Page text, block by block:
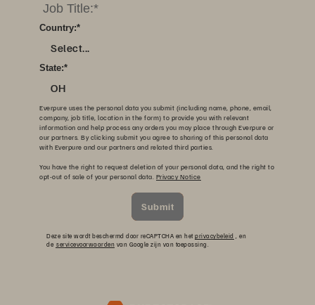
*
Country:
Select...
*
State:
OH
Everpure uses the personal data you submit (including name, phone, email,
company, job title, location in the form) to provide you with relevant
information and help process any orders you may place through Everpure or
our partners. By clicking submit you agree to sharing of this personal data
with Everpure and our partners and related third parties.
You have the right to request deletion of your personal data, and the right to
opt-out of sale of your personal data. Privacy Notice
Submit
Deze site wordt beschermd door reCAPTCHA en hetprivacybeleid , en
de servicevoorwaarden van Google zijn van toepassing.